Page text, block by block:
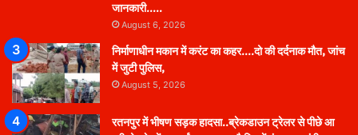
जानकारी…..
August 6, 2026
निर्माणाधीन मकान में करंट का कहर….दो की दर्दनाक मौत, जांच
में जुटी पुलिस,
August 5, 2026
रतनपुर में भीषण सड़क हादसा..ब्रेकडाउन ट्रेलर से पीछे आ